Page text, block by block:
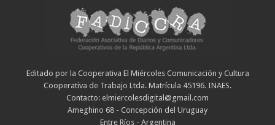
Editado por la Cooperativa El Miércoles Comunicación y Cultura
Cooperativa de Trabajo Ltda. Matrícula 45196. INAES.
Contacto: elmiercolesdigital@gmail.com
Ameghino 68 - Concepción del Uruguay
Entre Ríos - Argentina